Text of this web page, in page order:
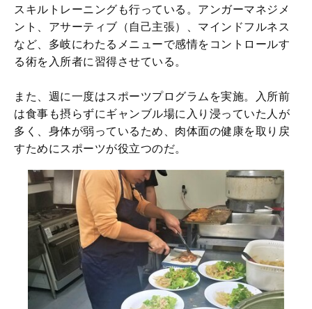
スキルトレーニングも行っている。アンガーマネジメ
ント、アサーティブ（自己主張）、マインドフルネス
など、多岐にわたるメニューで感情をコントロールす
る術を入所者に習得させている。
また、週に一度はスポーツプログラムを実施。入所前
は食事も摂らずにギャンブル場に入り浸っていた人が
多く、身体が弱っているため、肉体面の健康を取り戻
すためにスポーツが役立つのだ。